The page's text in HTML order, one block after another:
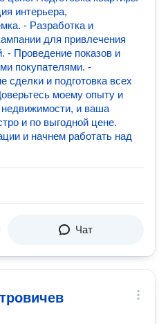
интерьера,
- Разработка и
для привлечения
- Проведение показов и
покупателями. -
сделки и подготовка всех
моему опыту и
и ваша
и по выгодной цене.
и начнем работать над
Чат